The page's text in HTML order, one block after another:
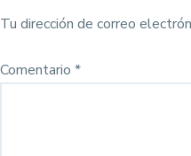
Tu dirección de correo
Comentario *